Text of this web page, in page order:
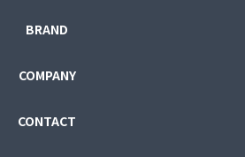
BRAND
COMPANY
CONTACT